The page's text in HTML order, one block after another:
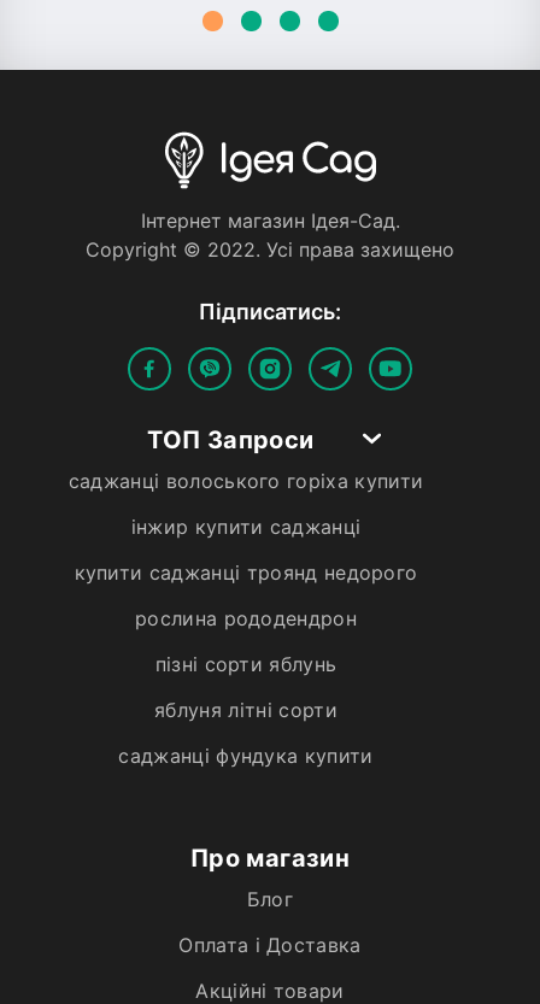
Iнтернет магазин Iдея-Сад.
Copyright © 2022. Усi права захищено
Пiдписатись:
ТОП Запроси
саджанці волоського горіха купити
інжир купити саджанці
купити саджанці троянд недорого
рослина рододендрон
пізні сорти яблунь
яблуня літні сорти
саджанці фундука купити
Про магазин
Блог
Оплата і Доставка
Акційні товари